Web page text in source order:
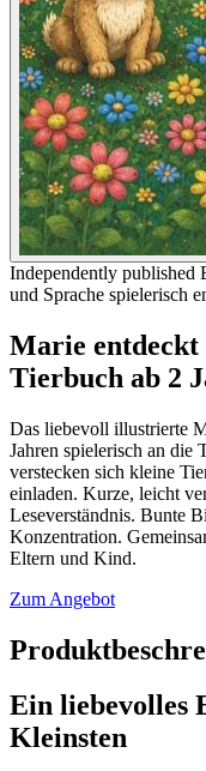
Independently published
und Sprache spielerisch
Marie entdeckt
Tierbuch ab 2
Das liebevoll illustrierte
Jahren spielerisch an die
verstecken sich kleine
einladen. Kurze, leicht
Leseverständnis. Bunte
Konzentration.
Eltern und Kind.
Zum Angebot
Ein liebevolles
Kleinsten